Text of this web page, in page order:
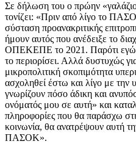
Σε δήλωση του ο πρώην
τονίζει: «Πριν από λίγο το
σύσταση προανακριτικής
ήμουν αυτός που ανέδειξε το
ΟΠΕΚΕΠΕ το 2021. Παρότι εγώ
το περιορίσει. Αλλά δυστυχώς
μικροπολιτική σκοπιμότητα
ασχοληθεί έστω και λίγο με
γνωρίζουν πόσο άδικη και
ονόματός μου σε αυτή» και
πληροφορίες που θα παράσχω
κοινωνία, θα ανατρέψουν αυτή
ΠΑΣΟΚ».